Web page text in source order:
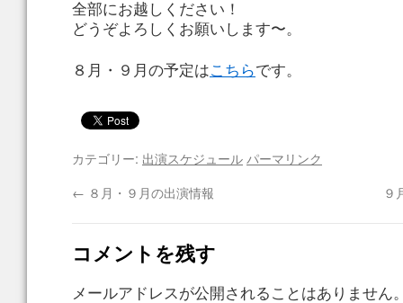
全部にお越しください！
どうぞよろしくお願いします〜。
８月・９月の予定はこちらです。
カテゴリー: 出演スケジュール パーマリンク
← ８月・９月の出演情報 ９
コメントを残す
メールアドレスが公開されることはありません